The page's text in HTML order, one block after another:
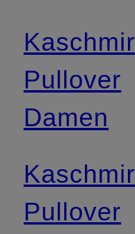
Kaschmir
Pullover
Damen
Kaschmir
Pullover